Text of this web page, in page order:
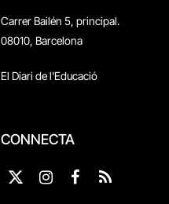
Carrer Bailén 5, principal.
08010, Barcelona
El Diari de l'Educació
CONNECTA
X
Instagram
Facebook
RSS